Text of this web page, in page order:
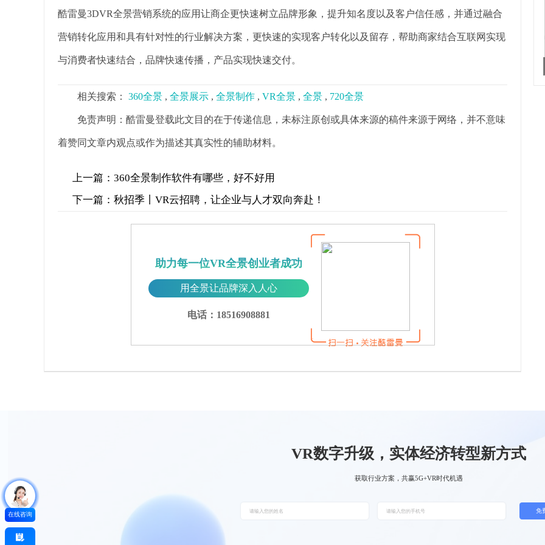
酷雷曼3DVR全景营销系统的应用让商企更快速树立品牌形象，提升知名度以及客户信任感，并通过融合
营销转化应用和具有针对性的行业解决方案，更快速的实现客户转化以及留存，帮助商家结合互联网实现
与消费者快速结合，品牌快速传播，产品实现快速交付。
相关搜索： 360全景 , 全景展示 , 全景制作 , VR全景 , 全景 , 720全景
免责声明：酷雷曼登载此文目的在于传递信息，未标注原创或具体来源的稿件来源于网络，并不意味
着赞同文章内观点或作为描述其真实性的辅助材料。
上一篇： 360全景制作软件有哪些，好不好用
下一篇： 秋招季丨VR云招聘，让企业与人才双向奔赴！
助力每一位VR全景创业者成功
用全景让品牌深入人心
电话：18516908881
在线咨询
VR数字升级，实体经济转型新方式
获取行业方案，共赢5G+VR时代机遇
免